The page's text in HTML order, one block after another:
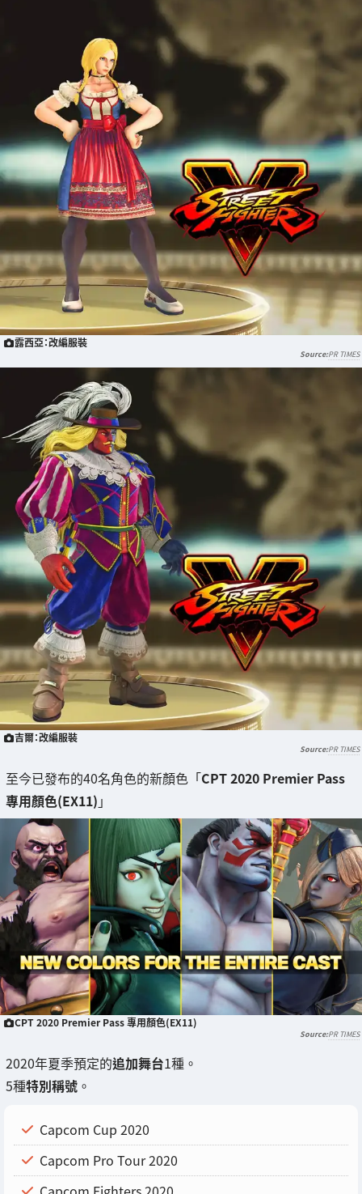
露西亞：改編服裝
PR TIMES
吉爾：改編服裝
PR TIMES
至今已發布的40名角色的新顏色「CPT 2020 Premier Pass
專用顏色(EX11) 」
CPT 2020 Premier Pass 專用顏色(EX11)
PR TIMES
2020年夏季預定的追加舞台1種。
5種特別稱號 。
Capcom Cup 2020
Capcom Pro Tour 2020